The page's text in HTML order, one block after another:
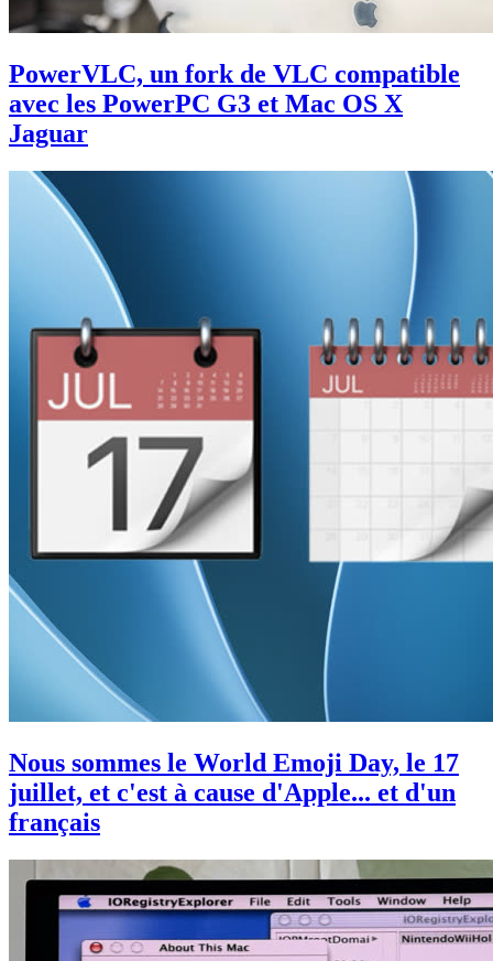
PowerVLC, un fork de VLC compatible
avec les PowerPC G3 et Mac OS X
Jaguar
Nous sommes le World Emoji Day, le 17
juillet, et c'est à cause d'Apple... et d'un
français